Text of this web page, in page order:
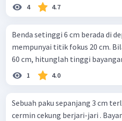
4 4.7
Benda setinggi 6 cm berada di
mempunyai titik fokus 20 cm.
60 cm, hitunglah tinggi
1 4.0
Sebuah paku sepanjang 3 cm
cermin cekung berjari-jari . Bayangan terletak di depan